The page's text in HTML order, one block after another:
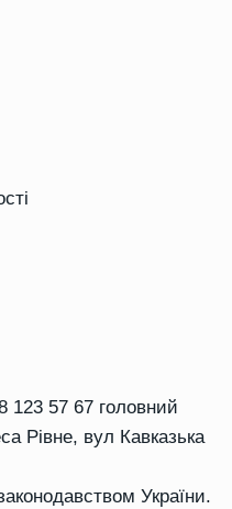
123 57 67 головний
Рівне, вул Кавказька
України.